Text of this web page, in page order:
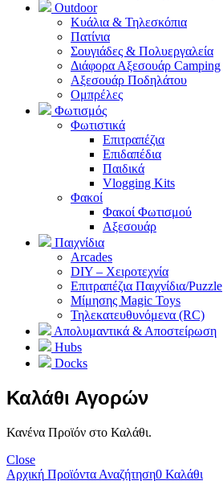
Outdoor
Κυάλια & Τηλεσκόπια
Πατίνια
Σουγιάδες & Πολυεργαλεία
Διάφορα Αξεσουάρ Camping
Αξεσουάρ Ποδηλάτου
Ομπρέλες
Φωτισμός
Φωτιστικά
Επιτραπέζια
Επιδαπέδια
Παιδικά
Vlogging Kits
Φακοί
Φακοί Φωτισμού
Αξεσουάρ
Παιχνίδια
Arcades
DIY – Χειροτεχνία
Επιτραπέζια Παιχνίδια/Puzzle
Μίμησης Magic Toys
Τηλεκατευθυνόμενα (RC)
Απολυμαντικά & Αποστείρωση
Hubs
Docks
Καλάθι Αγορών
Κανένα Προϊόν στο Καλάθι.
Close
Αρχική Προϊόντα Αναζήτηση0 Καλάθι